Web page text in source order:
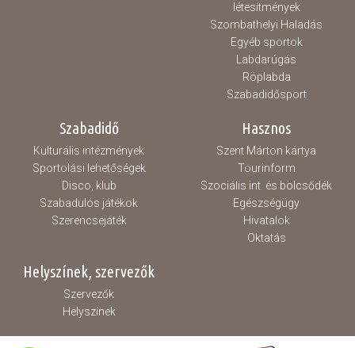
létesítmények
Szombathelyi Haladás
Egyéb sportok
Labdarúgás
Röplabda
Szabadidősport
Szabadidő
Kulturális intézmények
Sportolási lehetőségek
Disco, klub
Szabadulós játékok
Szerencsejáték
Hasznos
Szent Márton kártya
Tourinform
Szociális int. és bölcsődék
Egészségügy
Hivatalok
Oktatás
Helyszínek, szervezők
Szervezők
Helyszínek